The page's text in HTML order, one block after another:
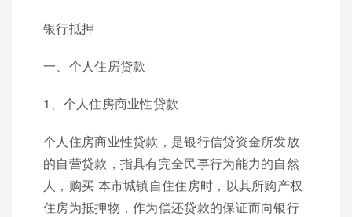
银行抵押
一、个人住房贷款
1、个人住房商业性贷款
个人住房商业性贷款，是银行信贷资金所发放
的自营贷款，指具有完全民事行为能力的自然
人，购买 本市城镇自住住房时，以其所购产权
住房为抵押物，作为偿还贷款的保证而向银行